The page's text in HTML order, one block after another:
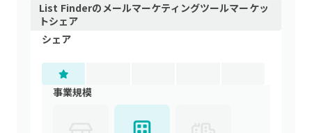
List Finderのメールマーケティングツールマーケッ
トシェア
シェア
事業規模